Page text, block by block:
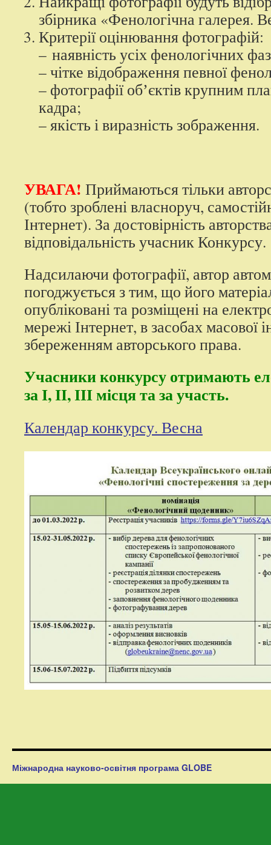
збірника «Фенологічна галерея.
Критерії оцінювання фотографій:
– наявність усіх фенологічних
– чітке відображення певної
– фотографії обʼєктів крупним
кадра;
– якість і виразність зображення.
УВАГА! Приймаються тільки
(тобто зроблені власноруч,
Інтернет). За достовірність
відповідальність учасник Конкурсу.
Надсилаючи фотографії, автор
погоджується з тим, що його
опубліковані та розміщені на
мережі Інтернет, в засобах масової
збереженням авторського права.
Учасники конкурсу отримають
за І, ІІ, ІІІ місця та за участь.
Календар конкурсу. Весна
Міжнародна науково-освітня програма GLOBE